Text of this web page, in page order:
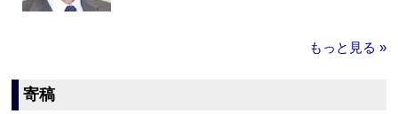
もっと見る »
寄稿